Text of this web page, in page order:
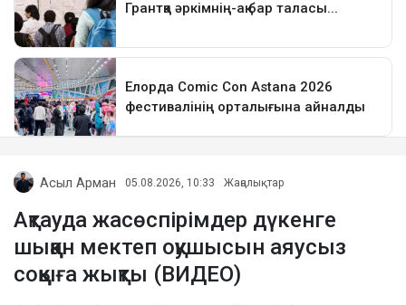
Асыл Арман 05.08.2026, 10:33 Жаңалықтар
Ақтауда жасөспірімдер дүкенге
шыққан мектеп оқушысын аяусыз
соққыға жықты (ВИДЕО)